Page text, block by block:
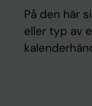
På den här
eller typ av